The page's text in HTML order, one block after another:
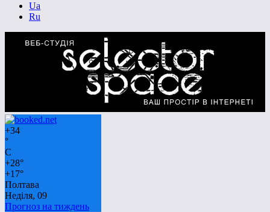
Ua
Ru
+34
°
C
+28°
+17°
Полтава
Неділя, 09
Прогноз на тиждень